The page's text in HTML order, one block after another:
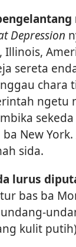
Depression
Illinois,
sereta
chara
ngetu
New
sida.
lurus
bas ba
kulit